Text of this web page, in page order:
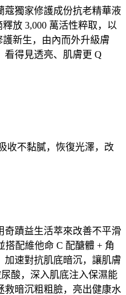
蔻獨家修護成份抗老精華液
放 3,000 萬活性粹取，以
新生，由內而外升級膚
看得見透亮、肌膚更 Q
奇蹟益生活萃來改善不平滑
搭配維他命 C 配醣體 + 角
加速對抗肌底暗沉，讓肌膚
酸，深入肌底注入保濕能
救暗沉粗粗臉，亮出健康水